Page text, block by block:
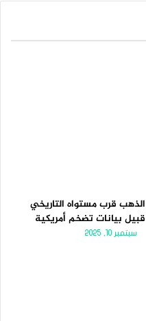
الذهب قرب مستواه التاريخي
قبيل بيانات تضخم أمريكية
سبتمبر 10, 2025